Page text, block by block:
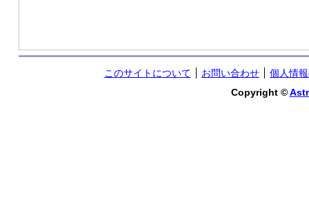
このサイトについて お問い合わせ
個人情
Copyright ©